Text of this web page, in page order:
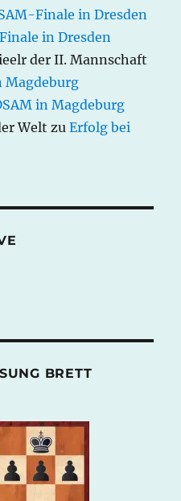
Finale in Dresden
in Dresden
der II. Mannschaft
Magdeburg
in Magdeburg
Welt zuErfolg bei
BRETT